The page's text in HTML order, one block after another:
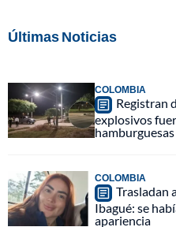
Últimas Noticias
COLOMBIA
Registran
explosivos
hamburguesas
COLOMBIA
Trasladan
Ibagué: se
apariencia